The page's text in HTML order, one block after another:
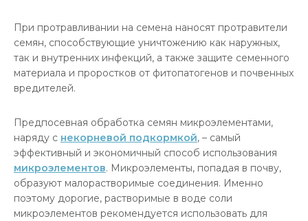
При протравливании на семена наносят протравители
семян, способствующие уничтожению как наружных,
так и внутренних инфекций, а также защите семенного
материала и проростков от фитопатогенов и почвенных
вредителей.
Предпосевная обработка семян микроэлементами,
наряду с некорневой подкормкой, – самый
эффективный и экономичный способ использования
микроэлементов. Микроэлементы, попадая в почву,
образуют малорастворимые соединения. Именно
поэтому дорогие, растворимые в воде соли
микроэлементов рекомендуется использовать для